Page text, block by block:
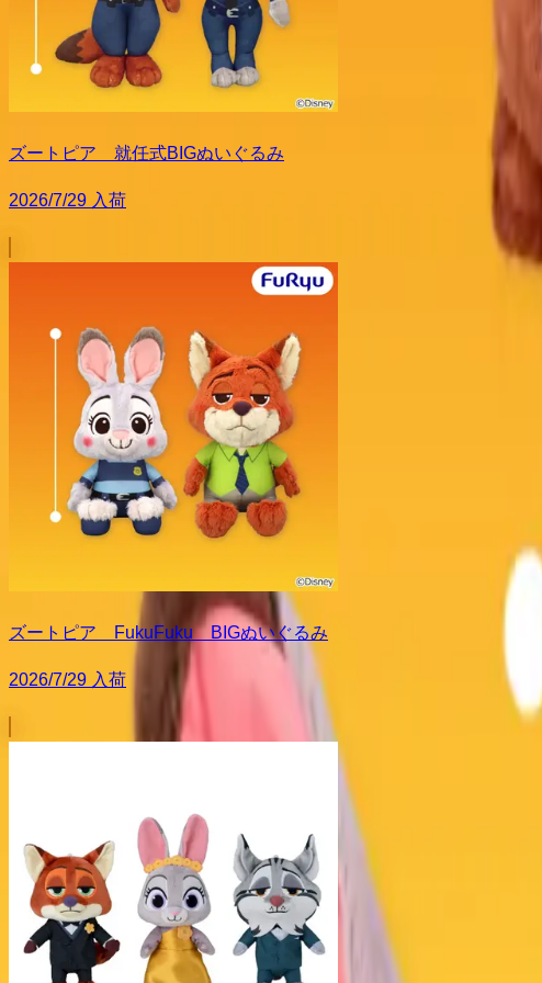
ズートピア 就任式BIGぬいぐるみ
2026/7/29 入荷
ズートピア FukuFuku BIGぬいぐるみ
2026/7/29 入荷